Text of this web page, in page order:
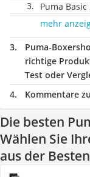
Puma
mehr
Puma-
richtige
Test oder
Kommentare
Die besten
Wählen Sie
aus der